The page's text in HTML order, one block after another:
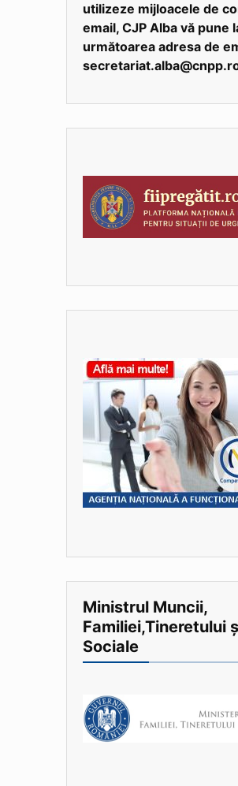
utilizeze mijloacele de
email, CJP Alba vă pune
următoarea adresa de
Ministrul Muncii,
Familiei,Tineretului
Sociale